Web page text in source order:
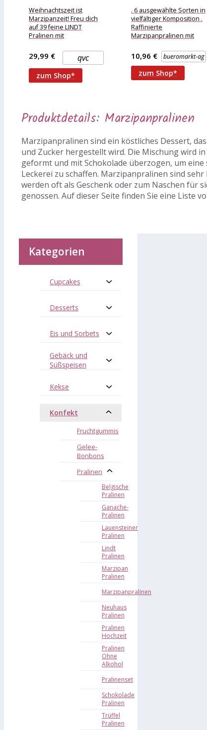
Inhalt 702g
Weihnachtszeit ist
Marzipanzeit! Freu dich
auf 39 feine LINDT
Pralinen mit
erhalte ich? 39 Marzipan-
Pralinen, 702 g Aufqvc
29,99 €
zum Shop*
. 6 ausgewählte Sorten in
vielfältiger Komposition .
Raffinierte
Marzipanpralinen mit
Merkmale: Ausführung:
Geschenk weitere
Produktinformationen:
Inhalt:
bueromarkt-ag
10,96 €
zum Shop*
Produktdetails: Marzipanpralinen
Marzipanpralinen sind ein köstliches Dessert,
und Zucker hergestellt wird. Die Mischung wird
geformt und mit Schokolade überzogen, um eine
Leckerei zu schaffen. Marzipanpralinen sind
werden oft als Geschenk oder zum Naschen für
genossen. Auf dieser Seite finden Sie eine Liste
Kategorien
Cupcakes
Desserts
Eis und Sorbets
Gebäck und
Süßspeisen
Kekse
Konfekt
Fruchtgummis
Gelee-
Bonbons
Pralinen
Belgische
Pralinen
Ganache-
Pralinen
Lauensteiner
Pralinen
Lindt
Pralinen
Marzipan
Pralinen
Marzipanpralinen
Neuhaus
Pralinen
Pralinen
Hochzeit
Pralinen
Ohne
Alkohol
Pralinenset
Schokolade
Pralinen
Trüffel
Pralinen